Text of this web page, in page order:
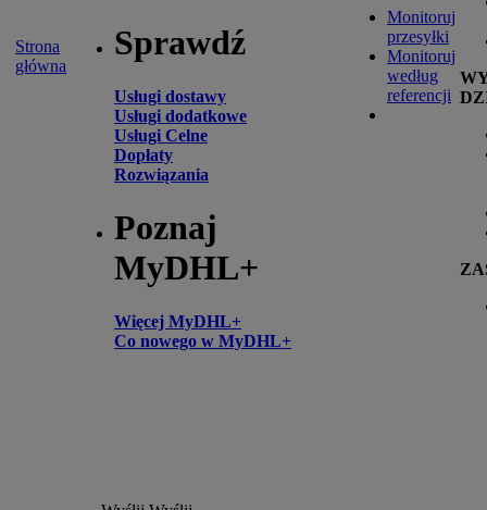
Strona
główna
Sprawdź
Usługi dostawy
Usługi dodatkowe
Usługi Celne
Dopłaty
Rozwiązania
Poznaj
MyDHL+
Więcej MyDHL+
Co nowego w MyDHL+
Monitoruj
przesyłki
Monitoruj
według
referencji